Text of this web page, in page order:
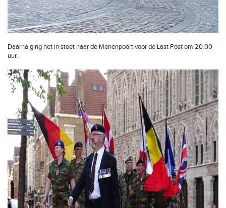
Daarna ging het in stoet naar de Menenpoort voor de Last Post om 20.00
uur.